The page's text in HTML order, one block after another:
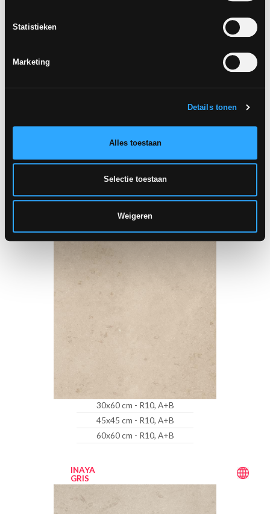
Statistieken
Marketing
Details tonen
Alles toestaan
Selectie toestaan
Weigeren
SABLE
30x60 cm - R10, A+B
45x45 cm - R10, A+B
60x60 cm - R10, A+B
INAYA
GRIS